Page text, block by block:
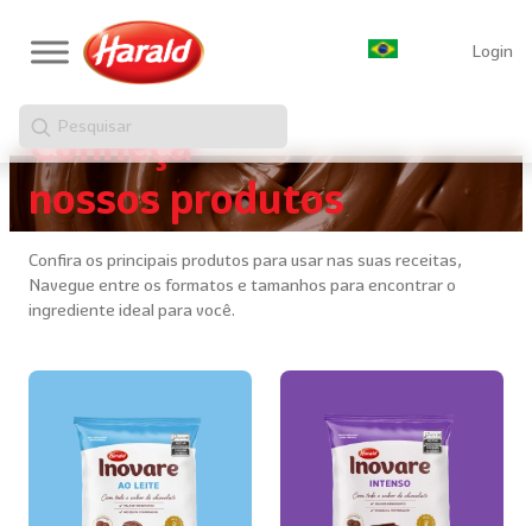
Login
Pesquisar
Conheça
nossos produtos
Confira os principais produtos para usar nas suas receitas,
Navegue entre os formatos e tamanhos para encontrar o
ingrediente ideal para você.